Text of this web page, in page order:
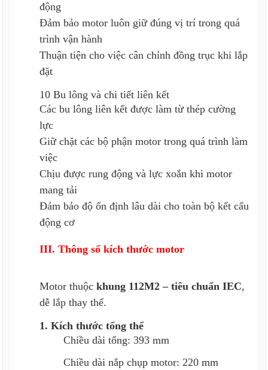
động
Đảm bảo motor luôn giữ đúng vị trí trong quá
trình vận hành
Thuận tiện cho việc cân chỉnh đồng trục khi lắp
đặt
10 Bu lông và chi tiết liên kết
Các bu lông liên kết được làm từ thép cường
lực
Giữ chặt các bộ phận motor trong quá trình làm
việc
Chịu được rung động và lực xoắn khi motor
mang tải
Đảm bảo độ ổn định lâu dài cho toàn bộ kết cấu
động cơ
III. Thông số kích thước motor
Motor thuộckhung 112M2 – tiêu chuẩn IEC,
dễ lắp thay thế.
1. Kích thước tổng thể
Chiều dài tổng: 393 mm
Chiều dài nắp chụp motor: 220 mm